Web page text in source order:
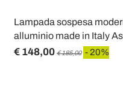
Lampada sospesa
alluminio made in Italy
€ 148,00 € 185,00 - 20%